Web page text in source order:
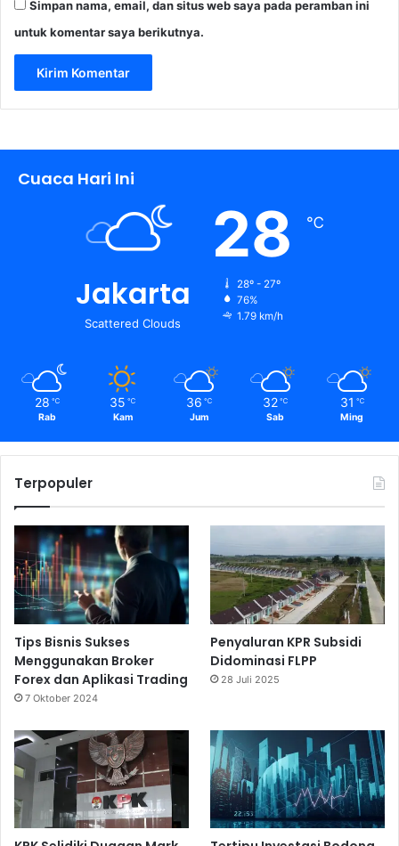
Simpan nama, email, dan situs web saya pada peramban ini
untuk komentar saya berikutnya.
Cuaca Hari Ini
Jakarta
Scattered Clouds
28 ℃
28º - 27º
76%
1.79 km/h
28 ℃
Rab
35 ℃
Kam
36 ℃
Jum
32 ℃
Sab
31 ℃
Ming
Terpopuler
Tips Bisnis Sukses
Menggunakan Broker
Forex dan Aplikasi Trading
7 Oktober 2024
Penyaluran KPR Subsidi
Didominasi FLPP
28 Juli 2025